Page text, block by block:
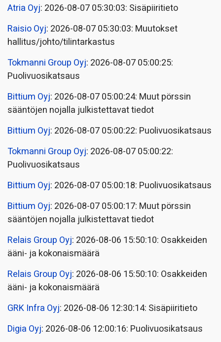
Atria Oyj: 2026-08-07 05:30:03: Sisäpiiritieto
Raisio Oyj: 2026-08-07 05:30:03: Muutokset
hallitus/johto/tilintarkastus
Tokmanni Group Oyj: 2026-08-07 05:00:25:
Puolivuosikatsaus
Bittium Oyj: 2026-08-07 05:00:24: Muut pörssin
sääntöjen nojalla julkistettavat tiedot
Bittium Oyj: 2026-08-07 05:00:22: Puolivuosikatsaus
Tokmanni Group Oyj: 2026-08-07 05:00:22:
Puolivuosikatsaus
Bittium Oyj: 2026-08-07 05:00:18: Puolivuosikatsaus
Bittium Oyj: 2026-08-07 05:00:17: Muut pörssin
sääntöjen nojalla julkistettavat tiedot
Relais Group Oyj: 2026-08-06 15:50:10: Osakkeiden
ääni- ja kokonaismäärä
Relais Group Oyj: 2026-08-06 15:50:10: Osakkeiden
ääni- ja kokonaismäärä
GRK Infra Oyj: 2026-08-06 12:30:14: Sisäpiiritieto
Digia Oyj: 2026-08-06 12:00:16: Puolivuosikatsaus